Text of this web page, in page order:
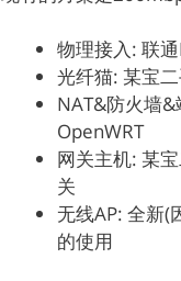
物理接入: 联
光纤猫: 某宝
NAT&防火墙
OpenWRT
网关主机: 某
关
无线AP: 全新(
的使用